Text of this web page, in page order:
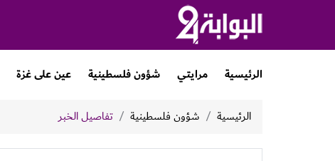
الرئيسية مرايتي شؤون فلسطينية عين على غزة
الرئيسية شؤون فلسطينية تفاصيل الخبر